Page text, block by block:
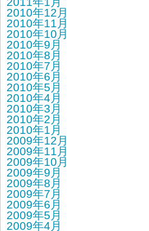
2010年12月
2010年11月
2010年10月
2010年9月
2010年8月
2010年7月
2010年6月
2010年5月
2010年4月
2010年3月
2010年2月
2010年1月
2009年12月
2009年11月
2009年10月
2009年9月
2009年8月
2009年7月
2009年6月
2009年5月
2009年4月